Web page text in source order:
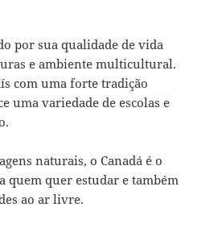
por sua qualidade de vida
e ambiente multicultural.
com uma forte tradição
uma variedade de escolas e
naturais, o Canadá é o
quem quer estudar e também
ao ar livre.